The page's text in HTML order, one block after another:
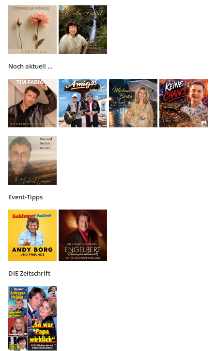
Noch aktuell …
Event-Tipps
DIE Zeitschrift